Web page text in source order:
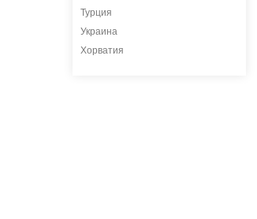
Турция
Украина
Хорватия